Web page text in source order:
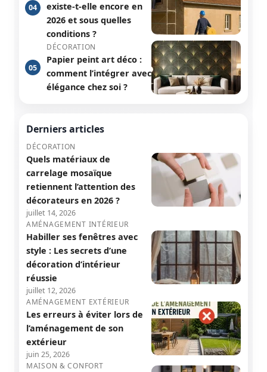
04
existe-t-elle encore en
2026 et sous quelles
conditions ?
05
DÉCORATION
Papier peint art déco :
comment l’intégrer avec
élégance chez soi ?
Derniers articles
DÉCORATION
Quels matériaux de
carrelage mosaïque
retiennent l’attention des
décorateurs en 2026 ?
juillet 14, 2026
AMÉNAGEMENT INTÉRIEUR
Habiller ses fenêtres avec
style : Les secrets d’une
décoration d’intérieur
réussie
juillet 12, 2026
AMÉNAGEMENT EXTÉRIEUR
Les erreurs à éviter lors de
l’aménagement de son
extérieur
juin 25, 2026
MAISON & CONFORT